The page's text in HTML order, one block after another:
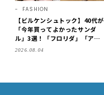
FASHION
【ビルケンシュトック】40代が
「今年買ってよかったサンダ
ル」3選！「フロリダ」「アリ
ゾナ」の履き心地＆サイズ選び
2026.08.04